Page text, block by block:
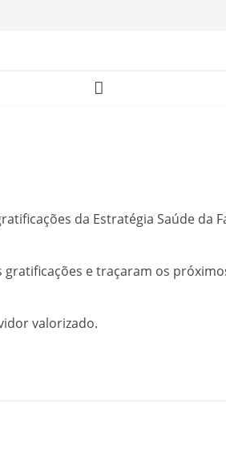
da Estratégia Saúde da
e traçaram os
valorizado.